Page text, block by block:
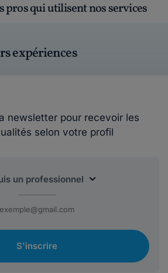
pros qui utilisent nos services
expériences
newsletter pour recevoir les
selon votre profil
S'inscrire